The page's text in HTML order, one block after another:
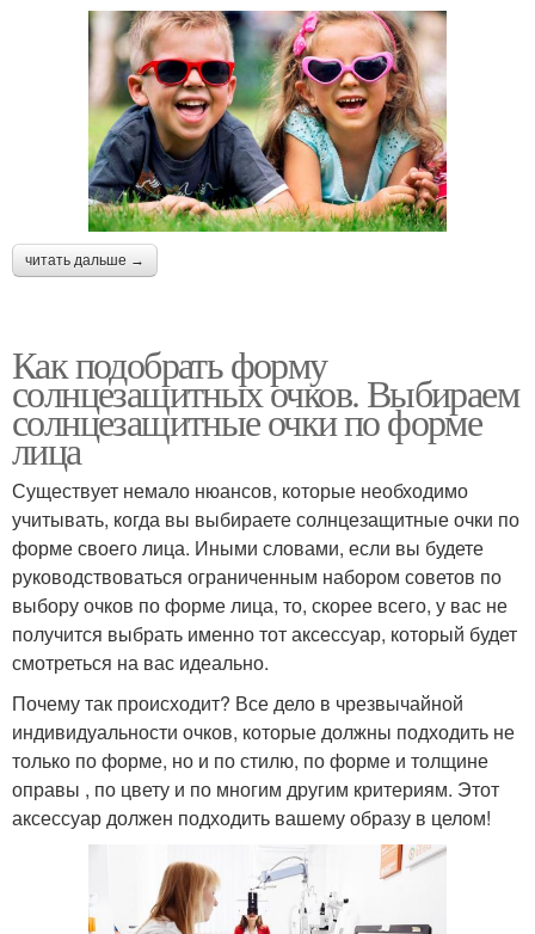
читать дальше →
Как подобрать форму
солнцезащитных очков. Выбираем
солнцезащитные очки по форме
лица
Существует немало нюансов, которые необходимо
учитывать, когда вы выбираете солнцезащитные очки по
форме своего лица. Иными словами, если вы будете
руководствоваться ограниченным набором советов по
выбору очков по форме лица, то, скорее всего, у вас не
получится выбрать именно тот аксессуар, который будет
смотреться на вас идеально.
Почему так происходит? Все дело в чрезвычайной
индивидуальности очков, которые должны подходить не
только по форме, но и по стилю, по форме и толщине
оправы , по цвету и по многим другим критериям. Этот
аксессуар должен подходить вашему образу в целом!